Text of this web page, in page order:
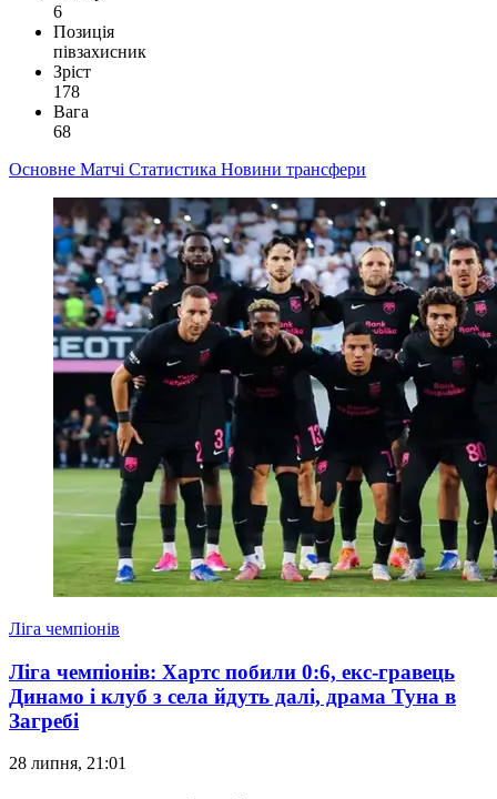
6
Позиція
півзахисник
Зріст
178
Вага
68
Основне Матчі Статистика Новини трансфери
Ліга чемпіонів
Ліга чемпіонів: Хартс побили 0:6, екс-гравець
Динамо і клуб з села йдуть далі, драма Туна в
Загребі
28 липня, 21:01